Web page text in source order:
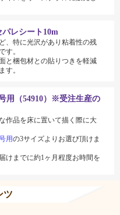
レシート10m
、特に光沢があり粘着性の残
す。
と梱包材との貼りつきを軽減
す。
用（54910）※受注生産の
作品を床に置いて描く際に大
用の3サイズよりお選び頂けま
けまでに約1ヶ月程度お時間を
ツ